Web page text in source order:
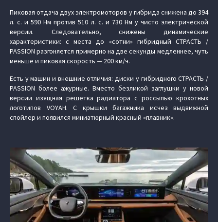
Пиковая отдача двух электромоторов у гибрида снижена до 394
л. с. и 590 Нм против 510 л. с. и 730 Нм у чисто электрической
версии. Следовательно, снижены динамические
характеристики: с места до «сотни» гибридный СТРАСТЬ /
PASSION разгоняется примерно на две секунды медленнее, чуть
меньше и пиковая скорость — 200 км/ч.
Есть у машин и внешние отличия: диски у гибридного СТРАСТЬ /
PASSION более ажурные. Вместо безликой заглушки у новой
версии изящная решетка радиатора с россыпью крохотных
логотипов VOYAH. С крышки багажника исчез выдвижной
спойлер и появился миниатюрный красный «плавник».